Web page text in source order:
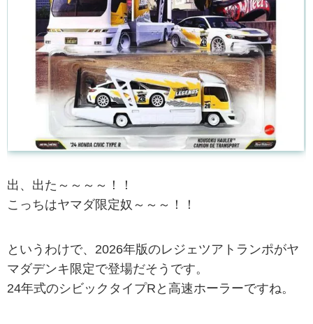
出、出た～～～～！！
こっちはヤマダ限定奴～～～！！
というわけで、2026年版のレジェツアトランポがヤ
マダデンキ限定で登場だそうです。
24年式のシビックタイプRと高速ホーラーですね。